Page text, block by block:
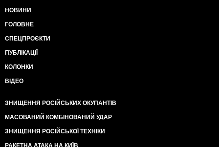
НОВИНИ
ГОЛОВНЕ
СПЕЦПРОЄКТИ
ПУБЛІКАЦІЇ
КОЛОНКИ
ВІДЕО
ЗНИЩЕННЯ РОСІЙСЬКИХ ОКУПАНТІВ
МАСОВАНИЙ КОМБІНОВАНИЙ УДАР
ЗНИЩЕННЯ РОСІЙСЬКОЇ ТЕХНІКИ
РАКЕТНА АТАКА НА КИЇВ